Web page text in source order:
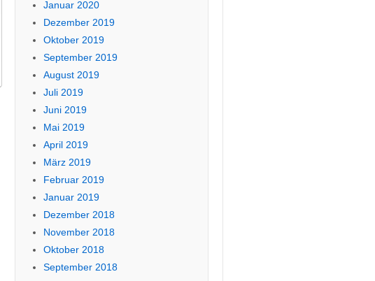
Januar 2020
Dezember 2019
Oktober 2019
September 2019
August 2019
Juli 2019
Juni 2019
Mai 2019
April 2019
März 2019
Februar 2019
Januar 2019
Dezember 2018
November 2018
Oktober 2018
September 2018